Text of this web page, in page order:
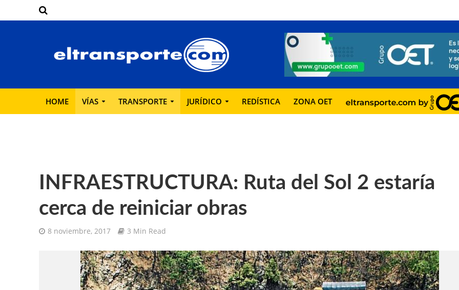
HOME VÍAS TRANSPORTE JURÍDICO REDÍSTICA ZONA OET
INFRAESTRUCTURA: Ruta del Sol 2 estaría
cerca de reiniciar obras
8 noviembre, 2017 3 Min Read